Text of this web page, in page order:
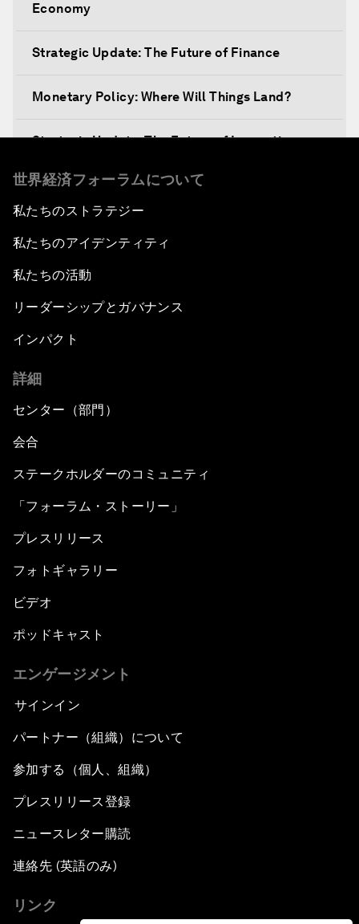
Economy
Strategic Update: The Future of Finance
Monetary Policy: Where Will Things Land?
Strategic Update: The Future of Innovation
Discover a World beyond X and Y Genes
Fourth Industrial Revolution: The Impact on
Welcoming Remarks and Special Address
Opening Plenary with Xi Jinping, President of
What Is it to Be Human in the Fourth Industrial
An Insight, An Idea with Matt Damon and Gary
Outlook for the United States
Advancing the Sustainable Development
Agenda
Artificial Intelligence
A Conversation with Adel Al Jubeir on Middle
East Security
Powering Africa
Who Can Lead a Multipolar World?
An Insight, An Idea with Guy Standing
世界経済フォーラムについて
私たちのストラテジー
私たちのアイデンティティ
私たちの活動
リーダーシップとガバナンス
インパクト
詳細
センター（部門）
会合
ステークホルダーのコミュニティ
「フォーラム・ストーリー」
プレスリリース
フォトギャラリー
ビデオ
ポッドキャスト
エンゲージメント
サインイン
パートナー（組織）について
参加する（個人、組織）
プレスリリース登録
ニュースレター購読
連絡先 (英語のみ)
リンク